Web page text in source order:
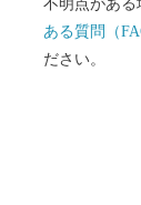
不明点があ
ある質問（
ださい。